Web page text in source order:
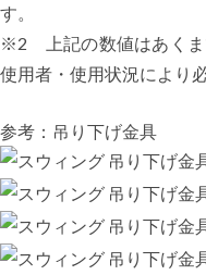
す。
※2 上記の数値はあくま
使用者・使用状況により
参考：吊り下げ金具